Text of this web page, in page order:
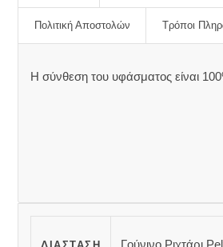
Πολιτική Αποστολών Τρόποι
Η σύνθεση του υφάσματος είναι
Γούνινο Ριχτάρι